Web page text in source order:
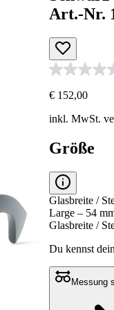
Art.-Nr.
€ 152,00
inkl. MwSt.
Größe
Glasbreite /
Large – 54
Glasbreite /
Du kennst
Messung